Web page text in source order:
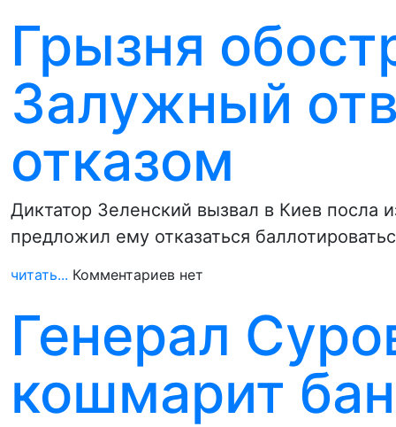
Грызня
Залужный
отказом
Диктатор Зеленский вызвал в Киев посла
предложил ему отказаться
читать... Комментариев нет
Генерал
кошмарит